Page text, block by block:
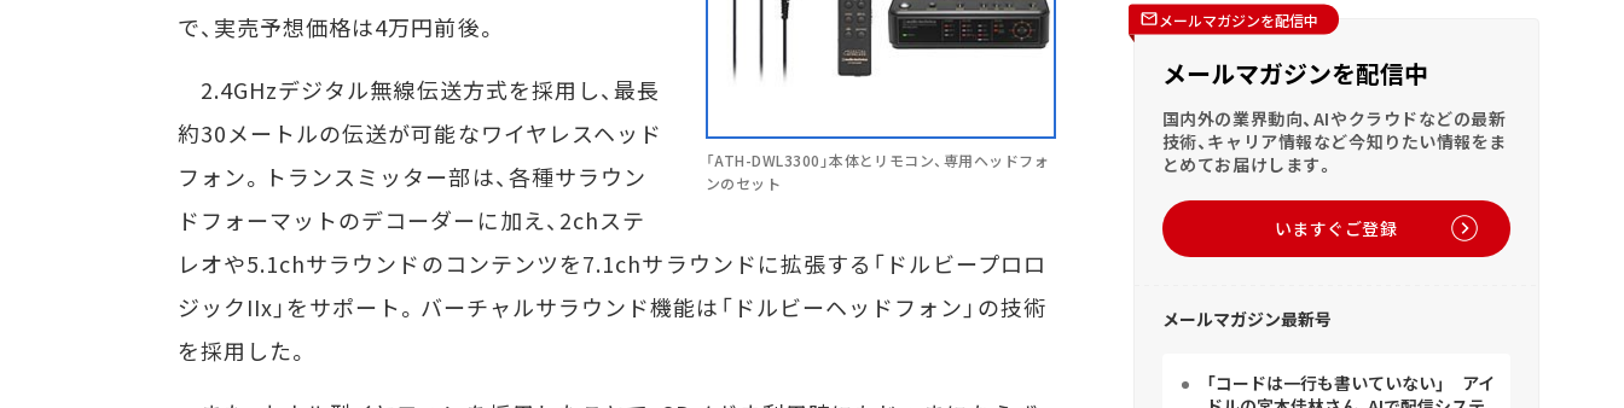
「ATH-DWL3300」本体とリモコン、専用ヘッドフォ
ンのセット
で、実売予想価格は4万円前後。
2.4GHzデジタル無線伝送方式を採用し、最長
約30メートルの伝送が可能なワイヤレスヘッド
フォン。トランスミッター部は、各種サラウン
ドフォーマットのデコーダーに加え、2chステ
レオや5.1chサラウンドのコンテンツを7.1chサラウンドに拡張する「ドルビープロロ
ジックIIx」をサポート。バーチャルサラウンド機能は「ドルビーヘッドフォン」の技術
を採用した。
メールマガジンを配信中
メールマガジンを配信中
国内外の業界動向、AIやクラウドなどの最新
技術、キャリア情報など今知りたい情報をま
とめてお届けします。
いますぐご登録
メールマガジン最新号
「コードは一行も書いていない」 アイ